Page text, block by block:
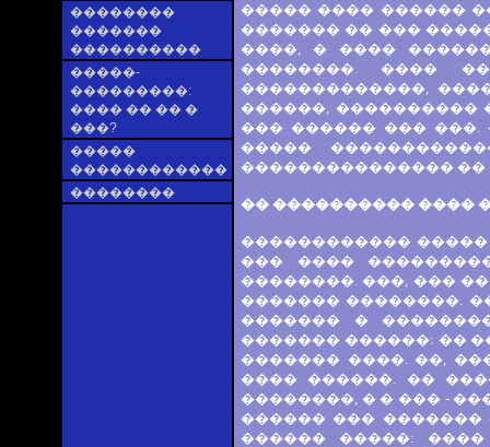
��������
�������
����������
�����-
���������:
���� �� �� �
���?
�����
������������
��������
����� ���� ������
������� �� ���
����, � ����
��������. ����
�������������,
������, ����������
��� ������ ���
�����
��������������� ��
�� ���������� ����
������������
��� ����
��������. ���, ���
������� ��������.
������� �
������� ������: ��
������� ����. ��,
���� ������. ��
��������, � � ��� -
������ ���
������ �����: